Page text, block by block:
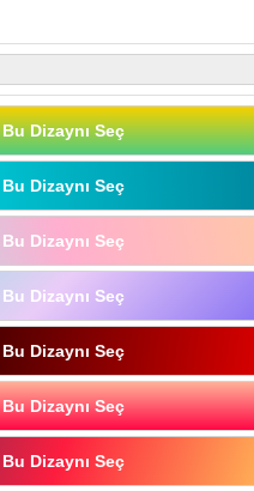
Bu Dizaynı Seç
Bu Dizaynı Seç
Bu Dizaynı Seç
Bu Dizaynı Seç
Bu Dizaynı Seç
Bu Dizaynı Seç
Bu Dizaynı Seç